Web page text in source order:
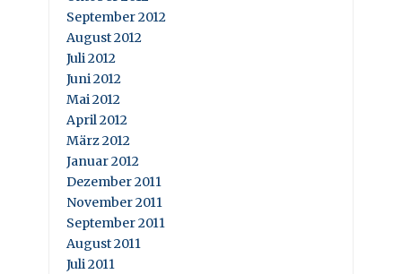
September 2012
August 2012
Juli 2012
Juni 2012
Mai 2012
April 2012
März 2012
Januar 2012
Dezember 2011
November 2011
September 2011
August 2011
Juli 2011